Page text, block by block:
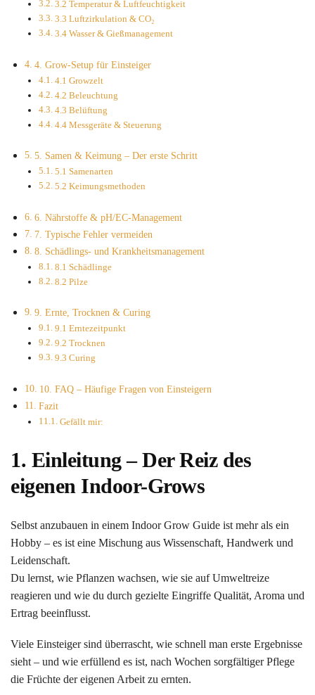
3.2 Temperatur & Luftfeuchtigkeit
3.3 Luftzirkulation & CO₂
3.4 Wasser & Gießmanagement
4. Grow-Setup für Einsteiger
4.1 Growzelt
4.2 Beleuchtung
4.3 Belüftung
4.4 Messgeräte & Steuerung
5. Samen & Keimung – Der erste Schritt
5.1 Samenarten
5.2 Keimungsmethoden
6. Nährstoffe & pH/EC-Management
7. Typische Fehler vermeiden
8. Schädlings- und Krankheitsmanagement
8.1 Schädlinge
8.2 Pilze
9. Ernte, Trocknen & Curing
9.1 Erntezeitpunkt
9.2 Trocknen
9.3 Curing
10. FAQ – Häufige Fragen von Einsteigern
Fazit
Gefällt mir:
1. Einleitung – Der Reiz des
eigenen Indoor-Grows
Selbst anzubauen in einem Indoor Grow Guide ist mehr als ein
Hobby – es ist eine Mischung aus Wissenschaft, Handwerk und
Leidenschaft.
Du lernst, wie Pflanzen wachsen, wie sie auf Umweltreize
reagieren und wie du durch gezielte Eingriffe Qualität, Aroma und
Ertrag beeinflusst.
Viele Einsteiger sind überrascht, wie schnell man erste Ergebnisse
sieht – und wie erfüllend es ist, nach Wochen sorgfältiger Pflege
die Früchte der eigenen Arbeit zu ernten.